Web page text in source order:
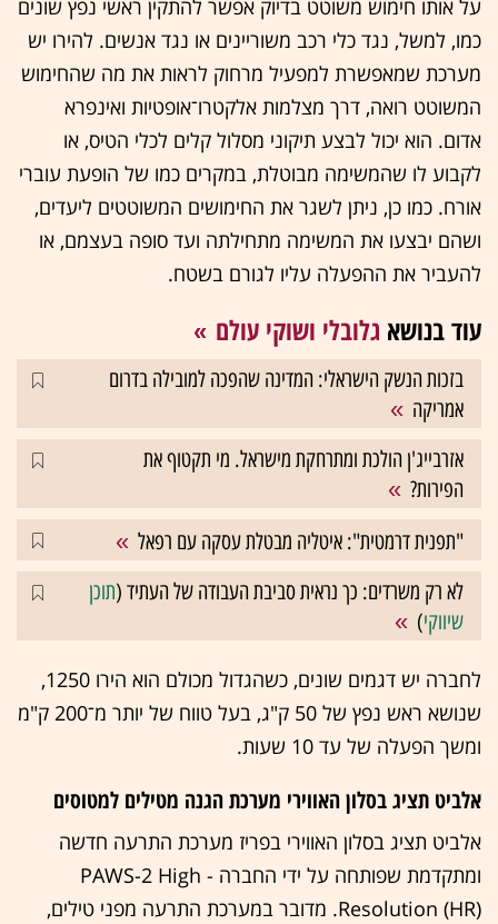
על אותו חימוש משוטט בדיוק אפשר להתקין ראשי נפץ שונים
כמו, למשל, נגד כלי רכב משוריינים או נגד אנשים. להירו יש
מערכת שמאפשרת למפעיל מרחוק לראות את מה שהחימוש
המשוטט רואה, דרך מצלמות אלקטרו־אופטיות ואינפרא
אדום. הוא יכול לבצע תיקוני מסלול קלים לכלי הטיס, או
לקבוע לו שהמשימה מבוטלת, במקרים כמו של הופעת עוברי
אורח. כמו כן, ניתן לשגר את החימושים המשוטטים ליעדים,
ושהם יבצעו את המשימה מתחילתה ועד סופה בעצמם, או
להעביר את ההפעלה עליו לגורם בשטח.
עוד בנושא גלובלי ושוקי עולם
בזכות הנשק הישראלי: המדינה שהפכה למובילה בדרום
אמריקה
אזרבייג'ן הולכת ומתרחקת מישראל. מי תקטוף את
הפירות?
"תפנית דרמטית": איטליה מבטלת עסקה עם רפאל
לא רק משרדים: כך נראית סביבת העבודה של העתיד (תוכן
שיווקי)
לחברה יש דגמים שונים, כשהגדול מכולם הוא הירו 1250,
שנושא ראש נפץ של 50 ק"ג, בעל טווח של יותר מ־200 ק"מ
ומשך הפעלה של עד 10 שעות.
אלביט תציג בסלון האווירי מערכת הגנה מטילים למטוסים
אלביט תציג בסלון האווירי בפריז מערכת התרעה חדשה
ומתקדמת שפותחה על ידי החברה - PAWS-2 High
Resolution (HR). מדובר במערכת התרעה מפני טילים,